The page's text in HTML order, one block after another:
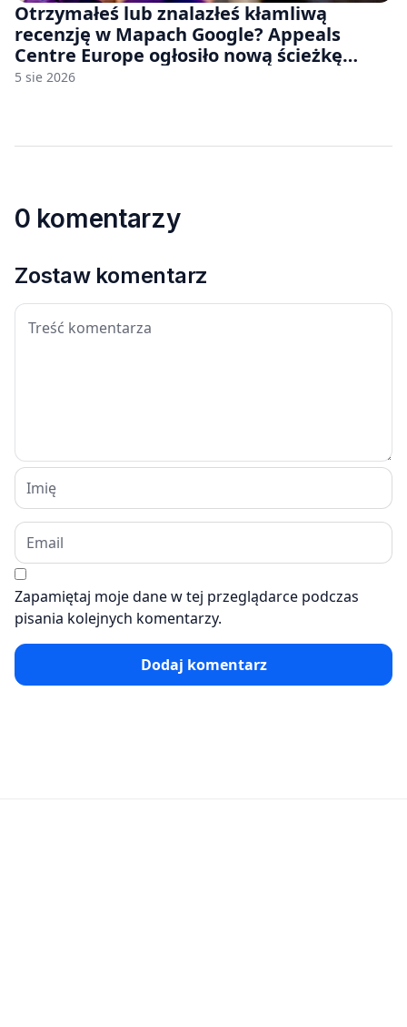
Otrzymałeś lub znalazłeś kłamliwą
recenzję w Mapach Google? Appeals
Centre Europe ogłosiło nową ścieżkę
odwoławczą dla firm i konsumentów
5 sie 2026
0 komentarzy
Zostaw komentarz
Zapamiętaj moje dane w tej przeglądarce podczas
pisania kolejnych komentarzy.
Dodaj komentarz